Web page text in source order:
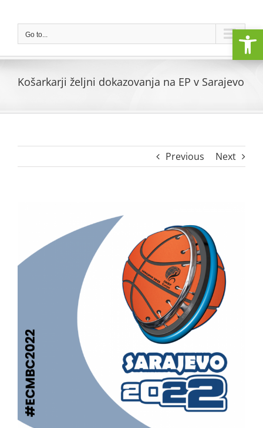
contentGo to...
Košarkarji željni dokazovanja na EP v Sarajevo
Previous Next